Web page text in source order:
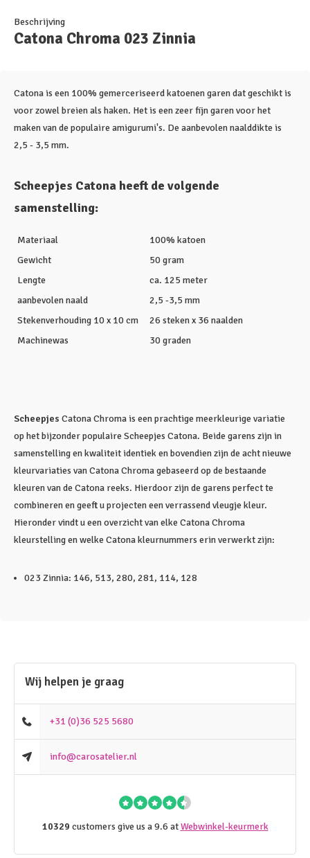
Beschrijving
Catona Chroma 023 Zinnia
Catona is een 100% gemerceriseerd katoenen garen dat geschikt is
voor zowel breien als haken. Het is een zeer fijn garen voor het
maken van de populaire amigurumi's. De aanbevolen naalddikte is
2,5 - 3,5 mm.
Scheepjes Catona heeft de volgende
samenstelling:
Materiaal
100% katoen
Gewicht
50 gram
Lengte
ca. 125 meter
aanbevolen naald
2,5 -3,5 mm
Stekenverhouding 10 x 10 cm
26 steken x 36 naalden
Machinewas
30 graden
Scheepjes Catona Chroma is een prachtige meerkleurige variatie
op het bijzonder populaire Scheepjes Catona. Beide garens zijn in
samenstelling en kwaliteit identiek en bovendien zijn de acht nieuwe
kleurvariaties van Catona Chroma gebaseerd op de bestaande
kleuren van de Catona reeks. Hierdoor zijn de garens perfect te
combineren en geeft u projecten een verrassend vleugje kleur.
Hieronder vindt u een overzicht van elke Catona Chroma
kleurstelling en welke Catona kleurnummers erin verwerkt zijn:
023 Zinnia: 146, 513, 280, 281, 114, 128
Wij helpen je graag
+31 (0)36 525 5680
info@carosatelier.nl
10329 customers give us a 9.6 atWebwinkel-keurmerk